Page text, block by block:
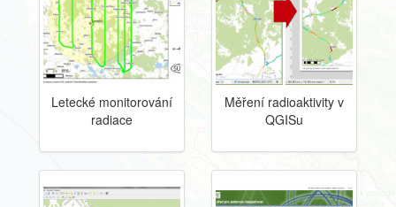
Letecké monitorování
radiace
Měření radioaktivity v
QGISu